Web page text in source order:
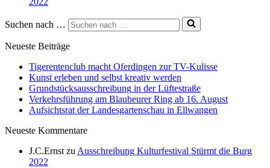
Suchen nach …
Neueste Beiträge
Tigerentenclub macht Oferdingen zur TV-Kulisse
Kunst erleben und selbst kreativ werden
Grundstücksausschreibung in der Lüftestraße
Verkehrsführung am Blaubeurer Ring ab 16. August
Aufsichtsrat der Landesgartenschau in Ellwangen
Neueste Kommentare
J.C.Ernst zu Ausschreibung Kulturfestival Stürmt die Burg
2022